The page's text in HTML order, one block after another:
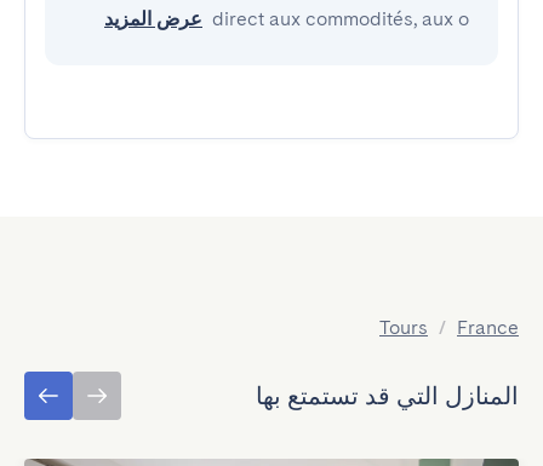
direct aux commodités, aux o عرض المزيد
France
/
Tours
المنازل التي قد تستمتع بها